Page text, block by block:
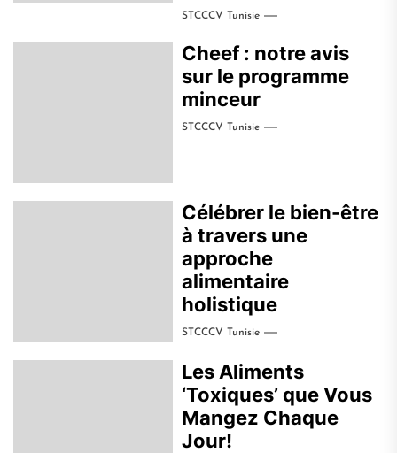
STCCCV Tunisie
Cheef : notre avis
sur le programme
minceur
STCCCV Tunisie
Célébrer le bien-être
à travers une
approche
alimentaire
holistique
STCCCV Tunisie
Les Aliments
‘Toxiques’ que Vous
Mangez Chaque
Jour!